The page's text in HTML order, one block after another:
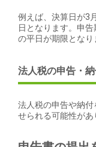
例えば、決算日が3
日となります。申
の平日が期限となり
法人税の申告・
法人税の申告や納
せられる可能性があ